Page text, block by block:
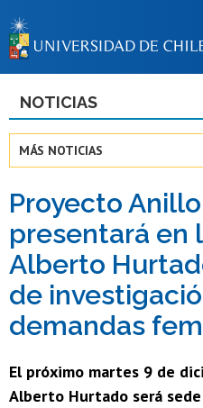
NOTICIAS
MÁS NOTICIAS
Proyecto
presentará en
Alberto
de
demandas
El próximo martes 9 de
Alberto Hurtado será